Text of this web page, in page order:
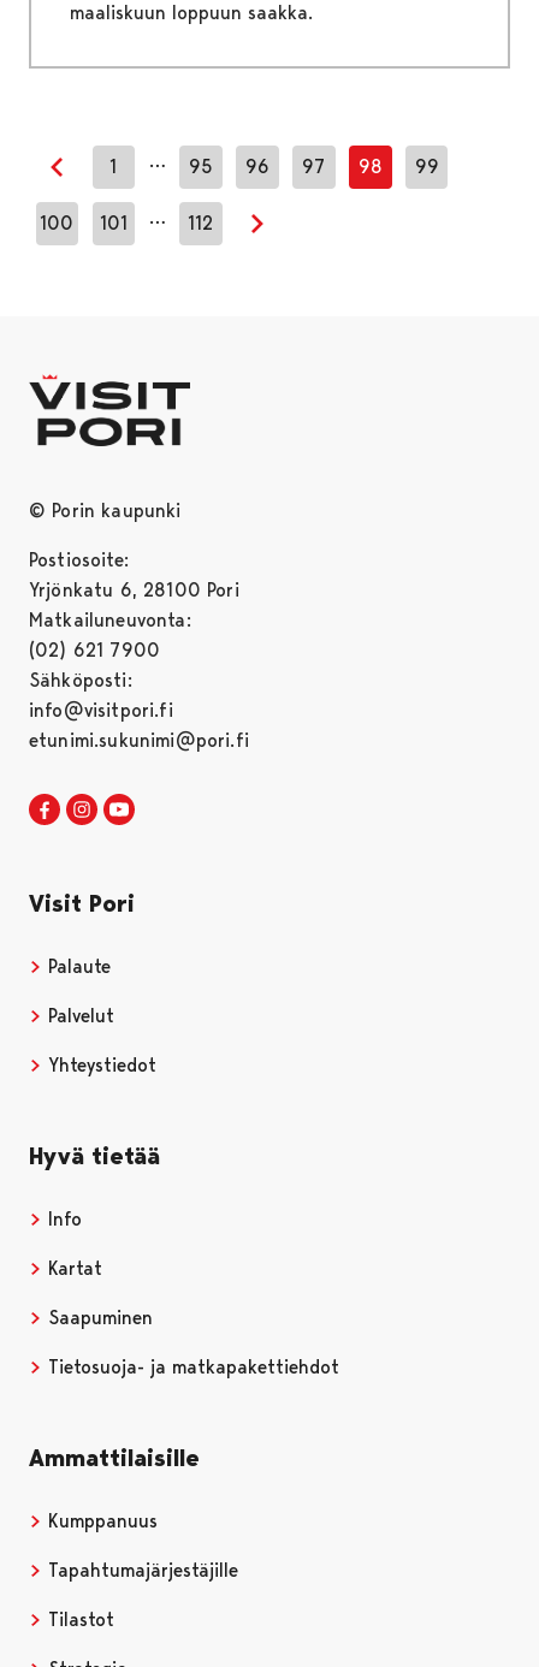
maaliskuun loppuun saakka.
Previous page
1 … 95 96 97 98 99
100 101 … 112
© Porin kaupunki
Postiosoite:
Yrjönkatu 6, 28100 Pori
Matkailuneuvonta:
(02) 621 7900
Sähköposti:
info@visitpori.fi
etunimi.sukunimi@pori.fi
Visit Pori Facebookissa
Avautuu uudessa välilehdessä
Visit Pori Instagrammissa
Avautuu uudessa välilehdessä
Visit Pori
Palaute
Palvelut
Yhteystiedot
Hyvä tietää
Info
Kartat
Saapuminen
Tietosuoja- ja matkapakettiehdot
Ammattilaisille
Kumppanuus
Tapahtumajärjestäjille
Tilastot